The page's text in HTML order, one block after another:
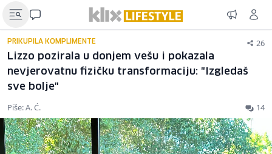
PRIKUPILA KOMPLIMENTE 26
Lizzo pozirala u donjem vešu i pokazala
nevjerovatnu fizičku transformaciju: "Izgledaš
sve bolje"
Piše: A. Ć. 14